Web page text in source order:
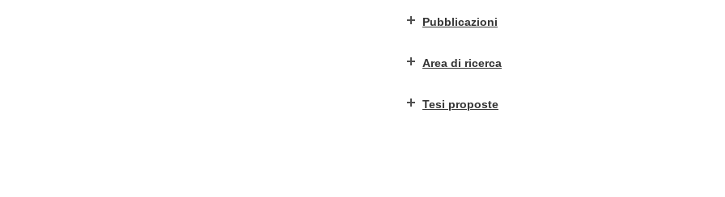
Pubblicazioni
Area di ricerca
Tesi proposte